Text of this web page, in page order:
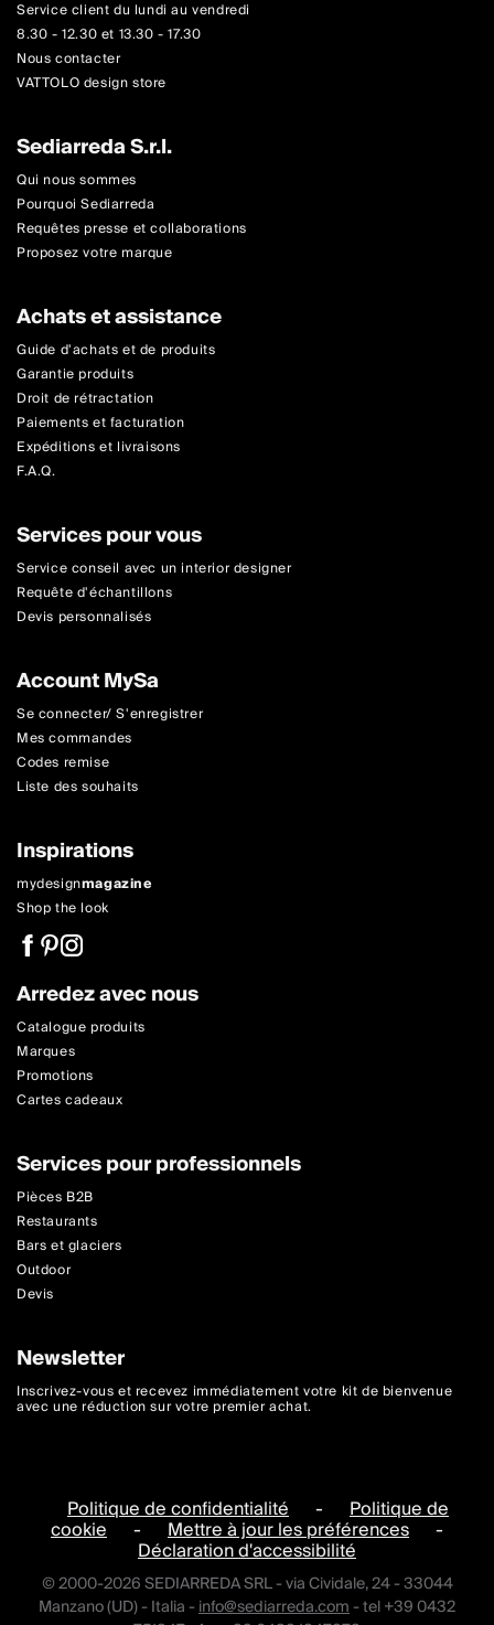
Service client du lundi au vendredi
8.30 - 12.30 et 13.30 - 17.30
Nous contacter
VATTOLO design store
Sediarreda S.r.l.
Qui nous sommes
Pourquoi Sediarreda
Requêtes presse et collaborations
Proposez votre marque
Achats et assistance
Guide d'achats et de produits
Garantie produits
Droit de rétractation
Paiements et facturation
Expéditions et livraisons
F.A.Q.
Services pour vous
Service conseil avec un interior designer
Requête d'échantillons
Devis personnalisés
Account MySa
Se connecter/ S'enregistrer
Mes commandes
Codes remise
Liste des souhaits
Inspirations
mydesignmagazine
Shop the look
Arredez avec nous
Catalogue produits
Marques
Promotions
Cartes cadeaux
Services pour professionnels
Pièces B2B
Restaurants
Bars et glaciers
Outdoor
Devis
Newsletter
Inscrivez-vous et recevez immédiatement votre kit de bienvenue
avec une réduction sur votre premier achat.
Politique de confidentialité - Politique de
cookie - Mettre à jour les préférences -
Déclaration d'accessibilité
© 2000-2026 SEDIARREDA SRL - via Cividale, 24 - 33044
Manzano (UD) - Italia -info@sediarreda.com- tel +39 0432